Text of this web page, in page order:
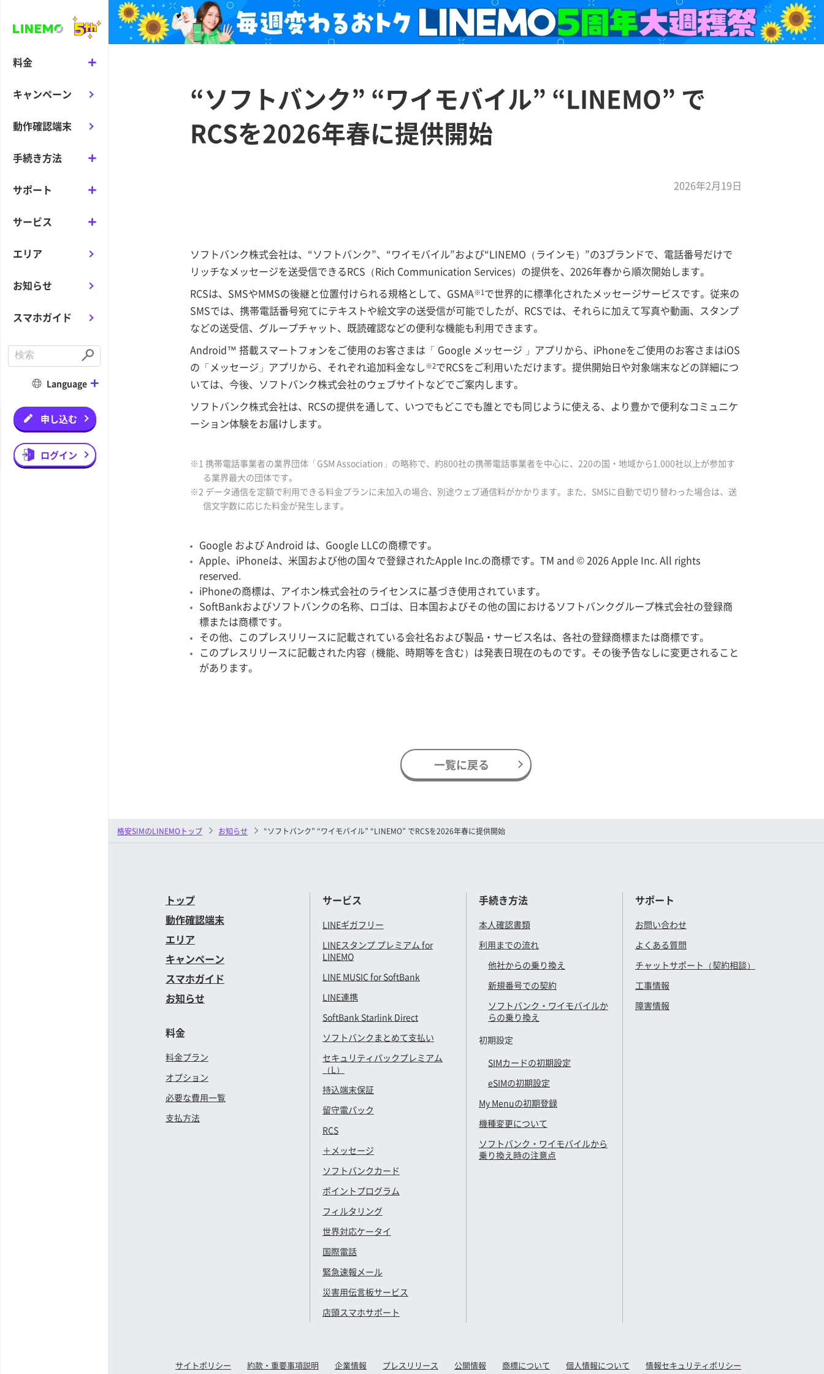
料金
キャンペーン
動作確認端末
手続き方法
サポート
サービス
エリア
お知らせ
スマホガイド
n
S
u
m
t
Language
申し込む
ログイン
“ソフトバンク” “ワイモバイル” “LINEMO” で
RCSを2026年春に提供開始
2026年2月19日
ソフトバンク株式会社は、“ソフトバンク”、“ワイモバイル”および“LINEMO（ラインモ）”の3ブランドで、電話番号だけで
リッチなメッセージを送受信できるRCS（Rich Communication Services）の提供を、2026年春から順次開始します。
RCSは、SMSやMMSの後継と位置付けられる規格として、GSMA※1で世界的に標準化されたメッセージサービスです。従来の
SMSでは、携帯電話番号宛てにテキストや絵文字の送受信が可能でしたが、RCSでは、それらに加えて写真や動画、スタンプ
などの送受信、グループチャット、既読確認などの便利な機能も利用できます。
Android™ 搭載スマートフォンをご使用のお客さまは「 Google メッセージ 」アプリから、iPhoneをご使用のお客さまはiOS
の「メッセージ」アプリから、それぞれ追加料金なし※2でRCSをご利用いただけます。提供開始日や対象端末などの詳細につ
いては、今後、ソフトバンク株式会社のウェブサイトなどでご案内します。
ソフトバンク株式会社は、RCSの提供を通して、いつでもどこでも誰とでも同じように使える、より豊かで便利なコミュニケ
ーション体験をお届けします。
※1 携帯電話事業者の業界団体「GSM Association」の略称で、約800社の携帯電話事業者を中心に、220の国・地域から1,000社以上が参加す
る業界最大の団体です。
※2 データ通信を定額で利用できる料金プランに未加入の場合、別途ウェブ通信料がかかります。また、SMSに自動で切り替わった場合は、送
信文字数に応じた料金が発生します。
Google および Android は、Google LLCの商標です。
Apple、iPhoneは、米国および他の国々で登録されたApple Inc.の商標です。TM and © 2026 Apple Inc. All rights
reserved.
iPhoneの商標は、アイホン株式会社のライセンスに基づき使用されています。
SoftBankおよびソフトバンクの名称、ロゴは、日本国およびその他の国におけるソフトバンクグループ株式会社の登録商
標または商標です。
その他、このプレスリリースに記載されている会社名および製品・サービス名は、各社の登録商標または商標です。
このプレスリリースに記載された内容（機能、時期等を含む）は発表日現在のものです。その後予告なしに変更されること
があります。
一覧に戻る
格安SIMのLINEMOトップ お知らせ “ソフトバンク” “ワイモバイル” “LINEMO” でRCSを2026年春に提供開始
トップ
動作確認端末
エリア
キャンペーン
スマホガイド
お知らせ
料金
料金プラン
オプション
必要な費用一覧
支払方法
サービス
LINEギガフリー
LINEスタンプ プレミアム for
LINEMO
LINE MUSIC for SoftBank
LINE連携
SoftBank Starlink Direct
ソフトバンクまとめて支払い
セキュリティパックプレミアム
（L）
持込端末保証
留守電パック
RCS
＋メッセージ
ソフトバンクカード
ポイントプログラム
フィルタリング
世界対応ケータイ
国際電話
緊急速報メール
災害用伝言板サービス
店頭スマホサポート
手続き方法
本人確認書類
利用までの流れ
他社からの乗り換え
新規番号での契約
ソフトバンク・ワイモバイルか
らの乗り換え
初期設定
SIMカードの初期設定
eSIMの初期設定
My Menuの初期登録
機種変更について
ソフトバンク・ワイモバイルから
乗り換え時の注意点
サポート
お問い合わせ
よくある質問
チャットサポート（契約相談）
工事情報
障害情報
サイトポリシー 約款・重要事項説明 企業情報 プレスリリース 公開情報 商標について 個人情報について 情報セキュリティポリシー